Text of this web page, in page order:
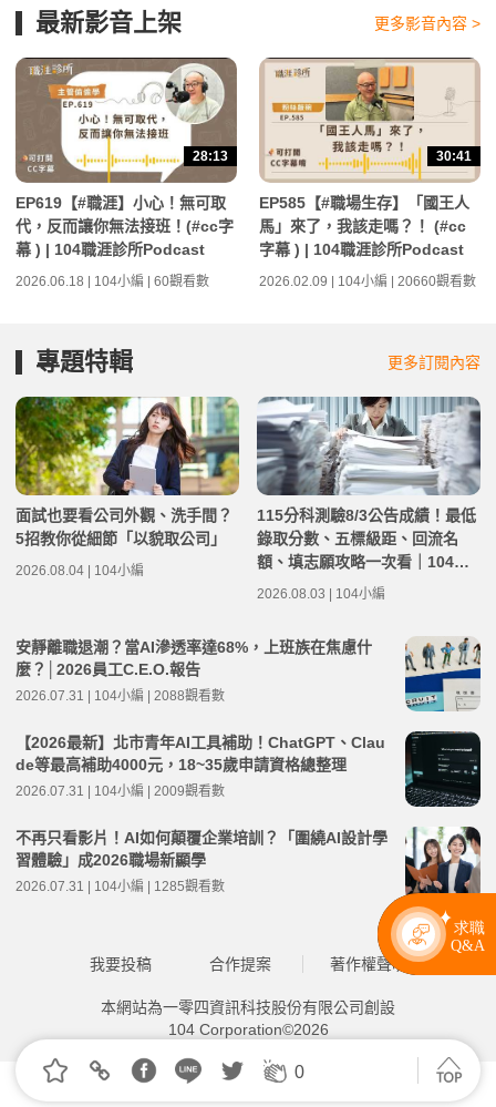
0
最新影音上架 更多影音內容 >
28:13
EP619【#職涯】小心！無可取
代，反而讓你無法接班！(#cc字
幕 ) | 104職涯診所Podcast
2026.06.18 | 104小編 | 60觀看數
30:41
EP585【#職場生存】「國王人
馬」來了，我該走嗎？！ (#cc
字幕 ) | 104職涯診所Podcast
2026.02.09 | 104小編 | 20660觀看數
專題特輯 更多訂閱內容
面試也要看公司外觀、洗手間？
5招教你從細節「以貌取公司」
2026.08.04 | 104小編
115分科測驗8/3公告成績！最低
錄取分數、五標級距、回流名
額、填志願攻略一次看｜104落
點分析
2026.08.03 | 104小編
安靜離職退潮？當AI滲透率達68%，上班族在焦慮什
麼？│2026員工C.E.O.報告
2026.07.31 | 104小編 | 2088觀看數
【2026最新】北市青年AI工具補助！ChatGPT、Clau
de等最高補助4000元，18~35歲申請資格總整理
2026.07.31 | 104小編 | 2009觀看數
不再只看影片！AI如何顛覆企業培訓？「圍繞AI設計學
習體驗」成2026職場新顯學
2026.07.31 | 104小編 | 1285觀看數
我要投稿 合作提案 著作權聲明
本網站為一零四資訊科技股份有限公司創設
104 Corporation©2026